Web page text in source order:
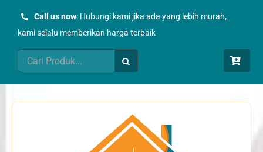
Call us now: Hubungi kami jika ada yang lebih murah,
kami selalu memberikan harga terbaik
Search
for: